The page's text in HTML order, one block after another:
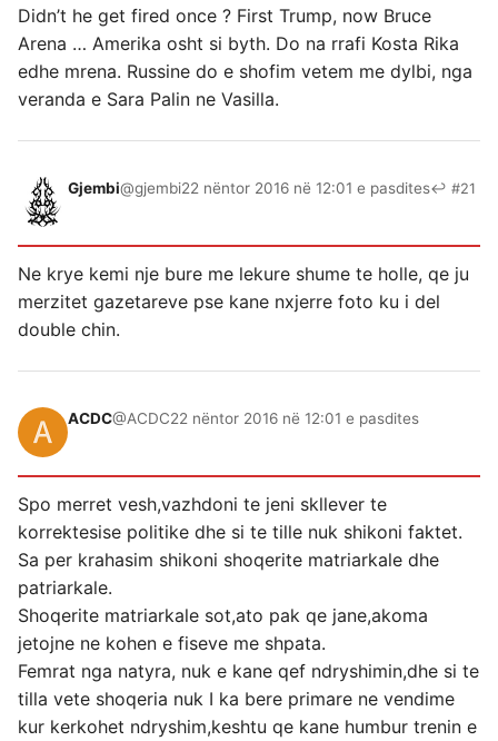
Didn’t he get fired once ? First Trump, now Bruce
Arena … Amerika osht si byth. Do na rrafi Kosta Rika
edhe mrena. Russine do e shofim vetem me dylbi, nga
veranda e Sara Palin ne Vasilla.
Gjembi@gjembi22 nëntor 2016 në 12:01 e pasdites↩ #21
Ne krye kemi nje bure me lekure shume te holle, qe ju
merzitet gazetareve pse kane nxjerre foto ku i del
double chin.
ACDC@ACDC22 nëntor 2016 në 12:01 e pasdites
Spo merret vesh,vazhdoni te jeni skllever te
korrektesise politike dhe si te tille nuk shikoni faktet.
Sa per krahasim shikoni shoqerite matriarkale dhe
patriarkale.
Shoqerite matriarkale sot,ato pak qe jane,akoma
jetojne ne kohen e fiseve me shpata.
Femrat nga natyra, nuk e kane qef ndryshimin,dhe si te
tilla vete shoqeria nuk I ka bere primare ne vendime
kur kerkohet ndryshim,keshtu qe kane humbur trenin e